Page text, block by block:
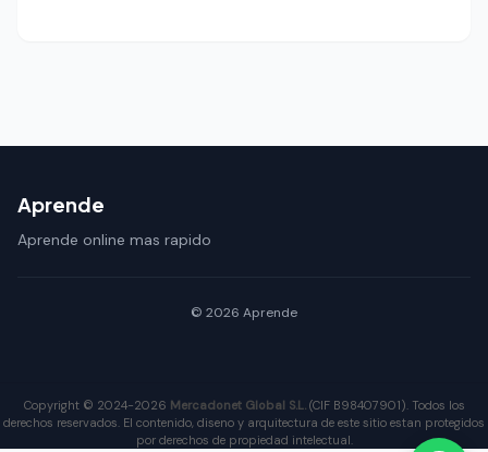
Aprende
Aprende online mas rapido
© 2026 Aprende
Copyright © 2024-2026 Mercadonet Global S.L. (CIF B98407901). Todos los
derechos reservados. El contenido, diseno y arquitectura de este sitio estan protegidos
por derechos de propiedad intelectual.